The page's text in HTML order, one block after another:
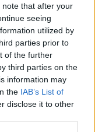
that after your
seeing
utilized by
parties prior to
of the further
third parties on the
information may
the IAB’s List of
disclose it to other
+ 7